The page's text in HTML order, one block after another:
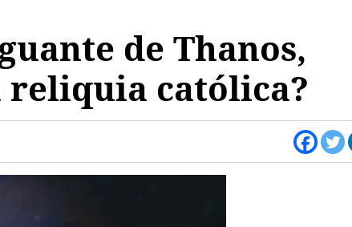
de Thanos,
reliquia católica?